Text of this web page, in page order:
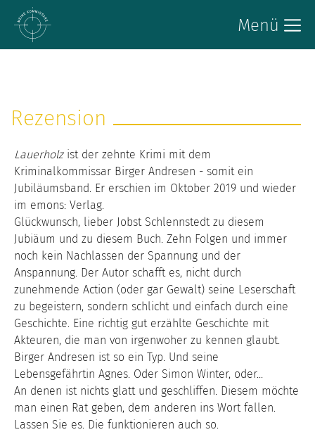
Menü
Rezension
Lauerholzist der zehnte Krimi mit dem
Kriminalkommissar Birger Andresen - somit ein
Jubiläumsband. Er erschien im Oktober 2019 und wieder
im emons: Verlag.
Glückwunsch, lieber Jobst Schlennstedt zu diesem
Jubiäum und zu diesem Buch. Zehn Folgen und immer
noch kein Nachlassen der Spannung und der
Anspannung. Der Autor schafft es, nicht durch
zunehmende Action (oder gar Gewalt) seine Leserschaft
zu begeistern, sondern schlicht und einfach durch eine
Geschichte. Eine richtig gut erzählte Geschichte mit
Akteuren, die man von irgenwoher zu kennen glaubt.
Birger Andresen ist so ein Typ. Und seine
Lebensgefährtin Agnes. Oder Simon Winter, oder...
An denen ist nichts glatt und geschliffen. Diesem möchte
man einen Rat geben, dem anderen ins Wort fallen.
Lassen Sie es. Die funktionieren auch so.